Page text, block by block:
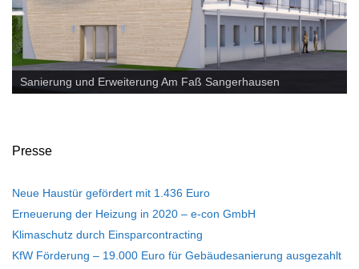
PV Anlage - Rosarium Sangerhausen
Sanierung und Erweiterung Am Faß Sangerhausen
Presse
Neue Haustür gefördert mit 1.436 Euro
Erneuerung der Heizung in 2020 – e-con GmbH
Klimaschutz durch Einsparcontracting
KfW Förderung – 19.000 Euro für Gebäudesanierung ausgezahlt